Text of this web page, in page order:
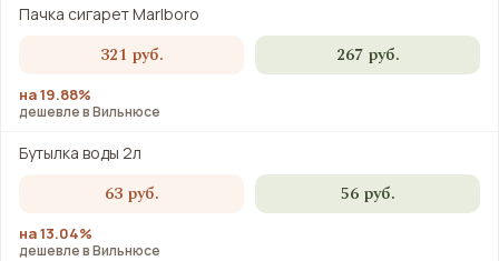
Пачка сигарет Marlboro
321 руб. 267 руб.
на 19.88%
дешевле в Вильнюсе
Бутылка воды 2л
63 руб. 56 руб.
на 13.04%
дешевле в Вильнюсе